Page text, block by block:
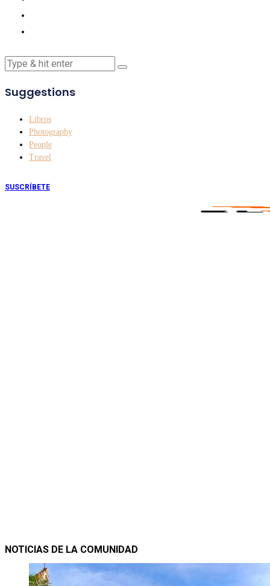
Suggestions
Libros
Photography
People
Travel
SUSCRÍBETE
NOTICIAS DE LA COMUNIDAD